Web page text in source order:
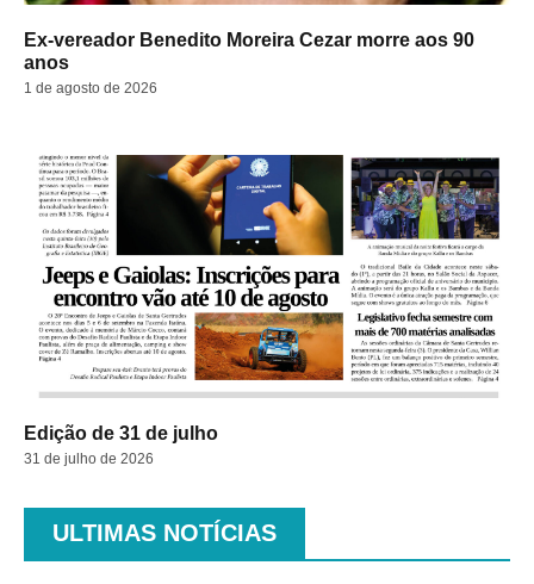
Ex-vereador Benedito Moreira Cezar morre aos 90
anos
1 de agosto de 2026
Edição de 31 de julho
31 de julho de 2026
ULTIMAS NOTÍCIAS